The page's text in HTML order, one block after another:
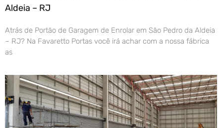
Aldeia – RJ
Atrás de Portão de Garagem de Enrolar em São Pedro da Aldeia
– RJ? Na Favaretto Portas você irá achar com a nossa fábrica
as